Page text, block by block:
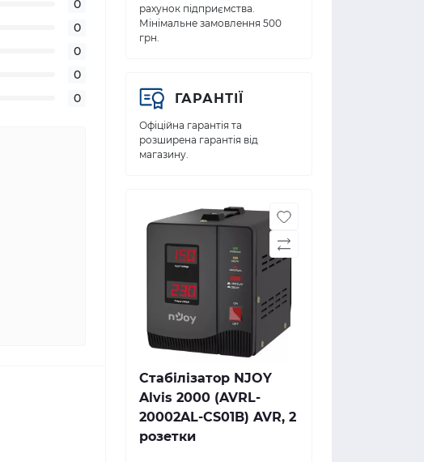
0
0
0
0
0
рахунок підприємства.
Мінімальне замовлення 500
грн.
ГАРАНТІЇ
Офіційна гарантія та
розширена гарантія від
магазину.
Стабілізатор NJOY
Alvis 2000 (AVRL-
20002AL-CS01B) AVR, 2
розетки